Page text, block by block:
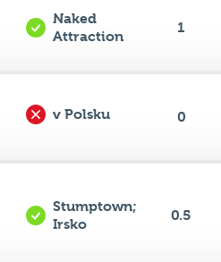
Naked
Attraction
1
v Polsku 0
Stumptown;
Irsko
0.5